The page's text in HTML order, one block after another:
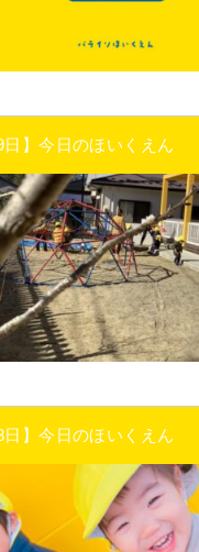
日】今日のほいくえん
日】今日のほいくえん